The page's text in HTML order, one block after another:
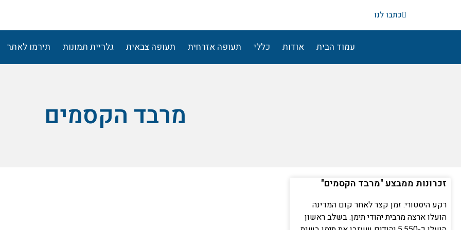
כתבו לנו
עמוד הבית אודות כללי תעופה אזרחית תעופה צבאית גלריית תמונות תירמו לאתר
מרבד הקסמים
זכרונות ממבצע "מרבד הקסמים"
רקע היסטורי: זמן קצר לאחר קום המדינה
הועלו ארצה מרבית יהודי תימן. בשלב ראשון